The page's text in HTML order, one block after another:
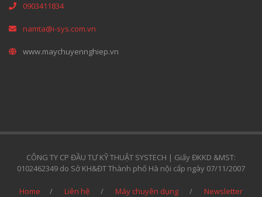
0903411834
namta@i-sys.com.vn
www.maychuyennghiep.vn
CÔNG TY CP ĐẦU TƯ KỸ THUẬT SYSTECH | Giấy ĐKKD &MST:
0102462349 do Sở KH&ĐT Thành phố Hà nội cấp ngày 07/11/2007
Home Liên hệ Máy chuyên dụng Newsletter